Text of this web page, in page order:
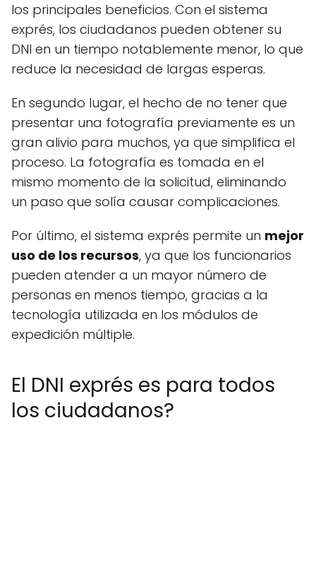
los principales beneficios. Con el sistema
exprés, los ciudadanos pueden obtener su
DNI en un tiempo notablemente menor, lo que
reduce la necesidad de largas esperas.
En segundo lugar, el hecho de no tener que
presentar una fotografía previamente es un
gran alivio para muchos, ya que simplifica el
proceso. La fotografía es tomada en el
mismo momento de la solicitud, eliminando
un paso que solía causar complicaciones.
Por último, el sistema exprés permite un mejor
uso de los recursos, ya que los funcionarios
pueden atender a un mayor número de
personas en menos tiempo, gracias a la
tecnología utilizada en los módulos de
expedición múltiple.
El DNI exprés es para todos
los ciudadanos?